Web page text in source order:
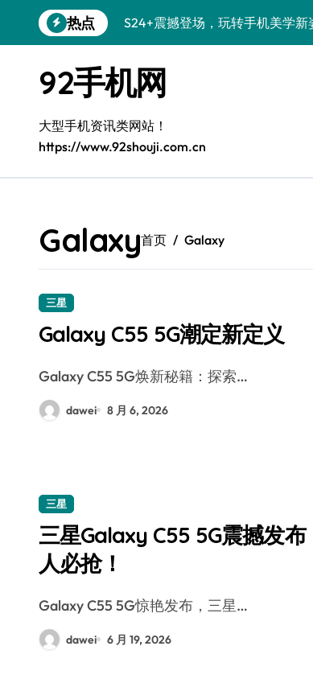
到
热点
S24+震撼登场，玩转手机美学新
A56 5G登场，潮玩新定义！
三星S26上头！个性潮玩美到炸裂
S25潮改指南：个性定制，酷到没
Galaxy C55 5G潮定新定义
Galaxy Z Flip6：折叠潮流，秒杀
92手机网
大型手机资讯类网站！
https://www.92shouji.com.cn
Galaxy首页 Galaxy
三星
Galaxy C55 5G潮定新定义
Galaxy C55 5G焕新秘籍：探索…
dawei 8 月 6, 2026
三星
三星Galaxy C55 5G震撼发布
人必抢！
Galaxy C55 5G惊艳发布，三星…
dawei 6 月 19, 2026